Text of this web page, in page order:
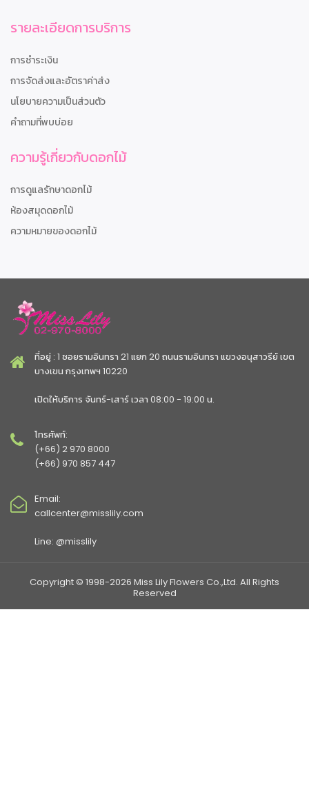
รายละเอียดการบริการ
การชำระเงิน
การจัดส่งและอัตราค่าส่ง
นโยบายความเป็นส่วนตัว
คำถามที่พบบ่อย
ความรู้เกี่ยวกับดอกไม้
การดูแลรักษาดอกไม้
ห้องสมุดดอกไม้
ความหมายของดอกไม้
ที่อยู่ : 1 ซอยรามอินทรา 21 แยก 20 ถนนรามอินทรา แขวงอนุสาวรีย์ เขต
บางเขน กรุงเทพฯ 10220
เปิดให้บริการ จันทร์-เสาร์ เวลา 08:00 - 19:00 น.
โทรศัพท์:
(+66) 2 970 8000
(+66) 970 857 447
Email:
callcenter@misslily.com
Line: @misslily
Copyright © 1998-2026 Miss Lily Flowers Co.,Ltd. All Rights
Reserved